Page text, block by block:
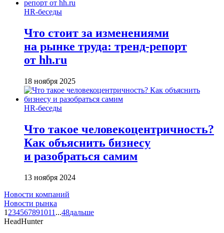
HR-беседы
Что стоит за изменениями
на рынке труда: тренд-репорт
от hh.ru
18 ноября 2025
HR-беседы
Что такое человеко­центричность?
Как объяснить бизнесу
и разобраться самим
13 ноября 2024
Новости компаний
Новости рынка
1 234567891011 ...48дальше
HeadHunter